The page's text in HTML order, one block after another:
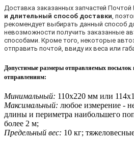
Доставка заказанных запчастей Почтой
и длительный способ доставки ,
рекомендует выбирать данный способ
невозможности получить заказанные
способами. Кроме того, некоторые
отправить почтой, ввиду их веса или
Допустимые размеры отправляемых посылок
отправлениям:
Минимальный: 110х220 мм или
Максимальный: любое измерение -
длины и периметра наибольшего
более 2 м;
Предельный вес: 10 кг;